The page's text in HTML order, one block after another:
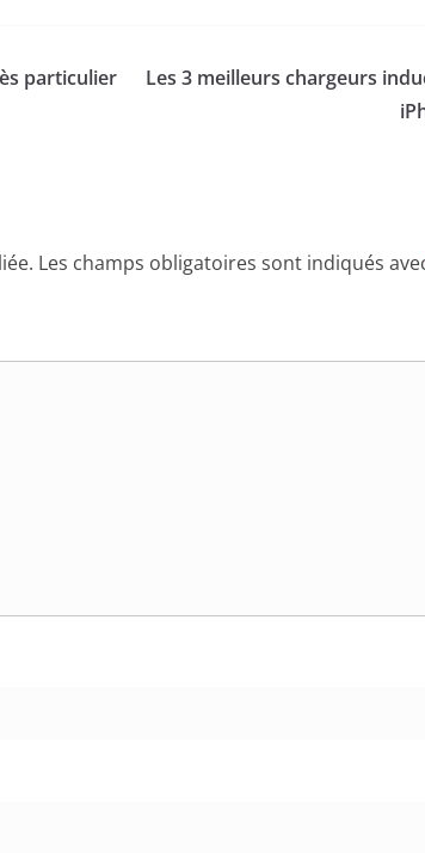
particulier
Les 3 meilleurs chargeurs
Les champs obligatoires sont indiqués